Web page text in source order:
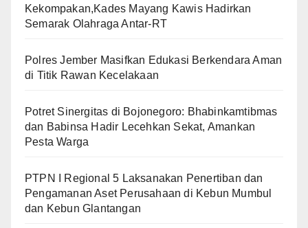
Kekompakan,Kades Mayang Kawis Hadirkan
Semarak Olahraga Antar-RT
Polres Jember Masifkan Edukasi Berkendara Aman
di Titik Rawan Kecelakaan
​Potret Sinergitas di Bojonegoro: Bhabinkamtibmas
dan Babinsa Hadir Lecehkan Sekat, Amankan
Pesta Warga
PTPN I Regional 5 Laksanakan Penertiban dan
Pengamanan Aset Perusahaan di Kebun Mumbul
dan Kebun Glantangan